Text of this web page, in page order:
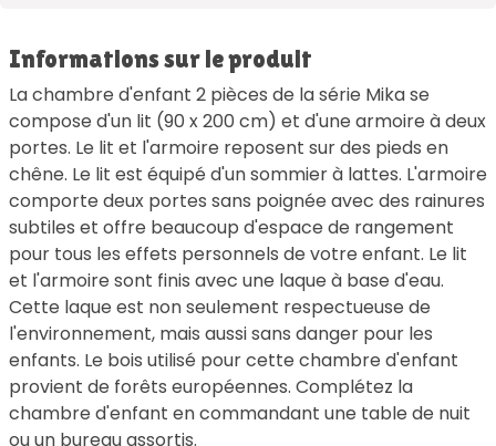
Informations sur le produit
La chambre d'enfant 2 pièces de la série Mika se
compose d'un lit (90 x 200 cm) et d'une armoire à deux
portes. Le lit et l'armoire reposent sur des pieds en
chêne. Le lit est équipé d'un sommier à lattes. L'armoire
comporte deux portes sans poignée avec des rainures
subtiles et offre beaucoup d'espace de rangement
pour tous les effets personnels de votre enfant. Le lit
et l'armoire sont finis avec une laque à base d'eau.
Cette laque est non seulement respectueuse de
l'environnement, mais aussi sans danger pour les
enfants. Le bois utilisé pour cette chambre d'enfant
provient de forêts européennes. Complétez la
chambre d'enfant en commandant une table de nuit
ou un bureau assortis.